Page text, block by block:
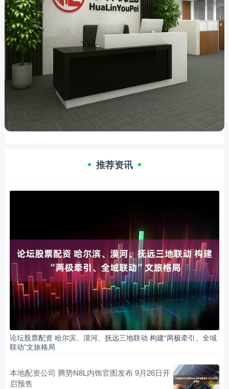
推荐资讯
论坛股票配资 哈尔滨、漠河、抚远三地联动 构建“两极牵引、全域
联动”文旅格局
本地配资公司 腾势N8L内饰官图发布 9月26日开
启预售